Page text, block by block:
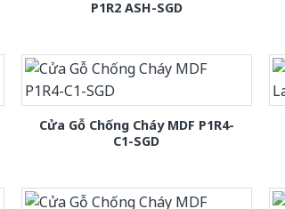
P1R2 ASH-SGD
Cửa Gỗ Chống Cháy MDF P1R4-
C1-SGD